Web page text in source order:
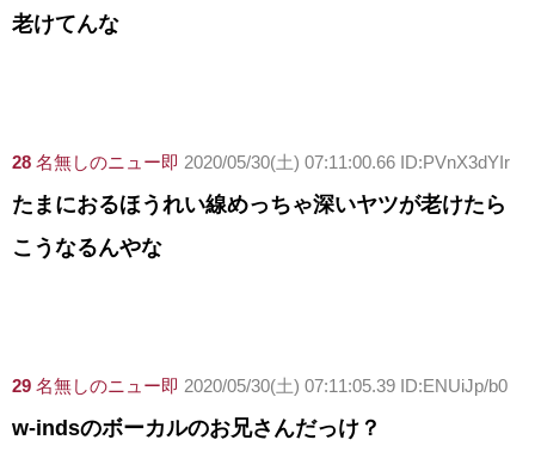
老けてんな
28 名無しのニュー即 2020/05/30(土) 07:11:00.66 ID:PVnX3dYIr
たまにおるほうれい線めっちゃ深いヤツが老けたら
こうなるんやな
29 名無しのニュー即 2020/05/30(土) 07:11:05.39 ID:ENUiJp/b0
w-indsのボーカルのお兄さんだっけ？